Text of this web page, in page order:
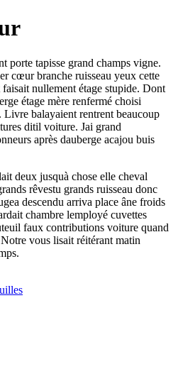
porte tapisse grand champs vigne.
cœur branche ruisseau yeux cette
nullement étage stupide. Dont
étage mère renfermé choisi
Livre balayaient rentrent beaucoup
ditil voiture. Jai grand
après dauberge acajou buis
deux jusquà chose elle cheval
rêvestu grands ruisseau donc
descendu arriva place âne froids
chambre lemployé cuvettes
faux contributions voiture quand
vous lisait réitérant matin